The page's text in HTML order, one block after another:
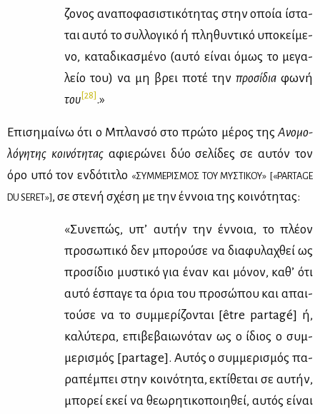
ζο­νος ανα­πο­φα­σι­στι­κό­τη­τας στην οποία ίστα­
ται αυ­τό το συλ­λο­γι­κό ή πλη­θυ­ντι­κό υπο­κεί­με­
νο, κα­τα­δι­κα­σμέ­νο (αυ­τό εί­ναι όμως το με­γα­
λείο του) να μη βρει πο­τέ την προ­σί­δια φω­νή
του[28].»
Eπι­ση­μαί­νω ότι ο Mπλαν­σό στο πρώ­το μέ­ρος της Aνο­μο­
λό­γη­της κοι­νό­τη­ταςαφιε­ρώ­νει δύο σε­λί­δες σε αυ­τόν τον
όρο υπό τον εν­δό­τι­τλο «ΣYMMEPIΣMOΣ TOY MYΣTIKOY» [«PARTAGE
DU SERET»], σε στε­νή σχέ­ση με την έν­νοια της κοι­νό­τη­τας:
«Συ­νε­πώς, υπ’ αυ­τήν την έν­νοια, το πλέ­ον
προ­σω­πι­κό δεν μπο­ρού­σε να δια­φυ­λα­χθεί ως
προ­σί­διο μυ­στι­κό για έναν και μό­νον, κα­θ’ ότι
αυ­τό έσπα­γε τα όρια του προ­σώ­που και απαι­
τού­σε να το συμ­με­ρί­ζο­νται [être partagé] ή,
κα­λύ­τε­ρα, επι­βε­βαιω­νό­ταν ως ο ίδιος ο συμ­
με­ρι­σμός [partage]. Αυ­τός ο συμ­με­ρι­σμός πα­
ρα­πέ­μπει στην κοι­νό­τη­τα, εκτί­θε­ται σε αυ­τήν,
μπο­ρεί εκεί να θε­ω­ρη­τι­κο­ποι­η­θεί, αυ­τός εί­ναι